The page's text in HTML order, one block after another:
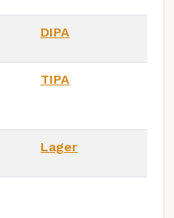
DIPA
TIPA
Lager